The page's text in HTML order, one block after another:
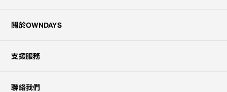
關於OWNDAYS
支援服務
聯絡我們